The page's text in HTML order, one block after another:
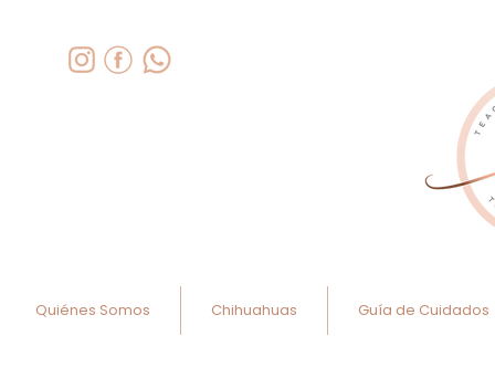
Quiénes Somos Chihuahuas Guía de Cuidados